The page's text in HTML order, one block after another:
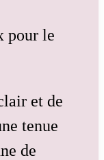
et de
tenue
de